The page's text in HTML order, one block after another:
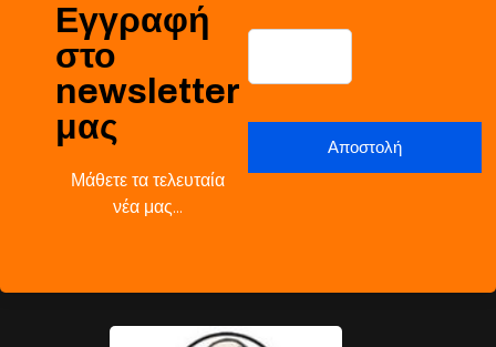
Εγγραφή
στο
newsletter
μας
Μάθετε τα τελευταία
νέα μας…